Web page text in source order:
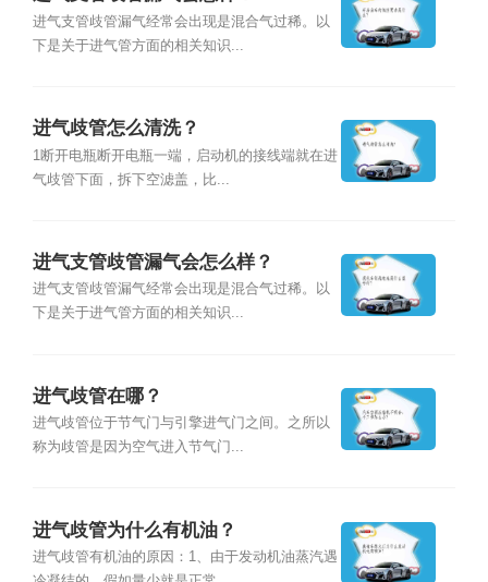
进气支管歧管漏气经常会出现是混合气过稀。以
下是关于进气管方面的相关知识...
进气歧管怎么清洗？
1断开电瓶断开电瓶一端，启动机的接线端就在进
气歧管下面，拆下空滤盖，比...
进气支管歧管漏气会怎么样？
进气支管歧管漏气经常会出现是混合气过稀。以
下是关于进气管方面的相关知识...
进气歧管在哪？
进气歧管位于节气门与引擎进气门之间。之所以
称为歧管是因为空气进入节气门...
进气歧管为什么有机油？
进气歧管有机油的原因：1、由于发动机油蒸汽遇